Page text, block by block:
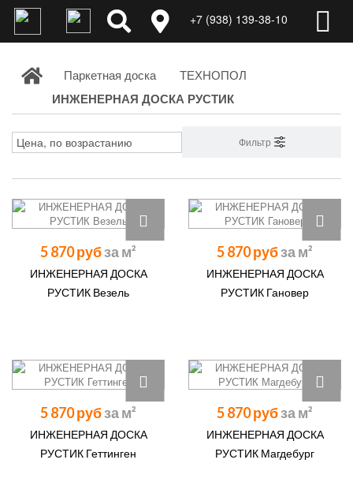
+7 (938) 139-38-10
Паркетная доска ТЕХНОПОЛ
ИНЖЕНЕРНАЯ ДОСКА РУСТИК
Фильтр
5 870 руб
ИНЖЕНЕРНАЯ ДОСКА
РУСТИК Везель
5 870 руб
ИНЖЕНЕРНАЯ ДОСКА
РУСТИК Гановер
5 870 руб
ИНЖЕНЕРНАЯ ДОСКА
РУСТИК Геттинген
5 870 руб
ИНЖЕНЕРНАЯ ДОСКА
РУСТИК Магдебург